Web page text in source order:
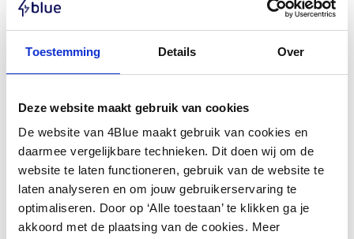
Toestemming Details Over
Deze website maakt gebruik van cookies
De website van 4Blue maakt gebruik van cookies en
daarmee vergelijkbare technieken. Dit doen wij om de
website te laten functioneren, gebruik van de website te
laten analyseren en om jouw gebruikerservaring te
optimaliseren. Door op ‘Alle toestaan’ te klikken ga je
akkoord met de plaatsing van de cookies. Meer
Trina Solar
Profundidade (mm): 120 | Quantidade por caixa: 1 | Comprimento
(mm): 1762 | Largura (mm): 1134 | Espessura da moldura (mm): 30 |
Tipo de célula: N-type | Capacidade de armazenamento (kWh): 2
Ir para o produto